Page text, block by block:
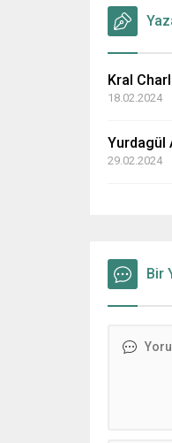
Kral
18.02.2024
Yurdagül
29.02.2024
Bir